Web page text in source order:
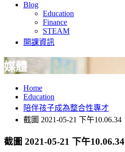
Blog
Education
Finance
STEAM
開課資訊
媒體
Home
Education
陪伴孩子成為整合性專才
截圖 2021-05-21 下午10.06.34
截圖 2021-05-21 下午10.06.34